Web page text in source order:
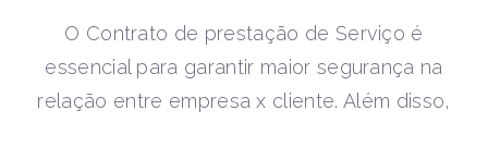
O Contrato de prestação de Serviço é
essencial para garantir maior segurança na
relação entre empresa x cliente. Além disso,